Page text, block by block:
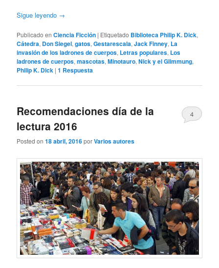
Sigue leyendo →
Publicado en Ciencia Ficción | Etiquetado Biblioteca Philip K. Dick,
Cátedra, Don Siegel,gatos,Gestarescala,Jack Finney, La
invasión de los ladrones de cuerpos, Letras populares, Los
ladrones de cuerpos,mascotas,Minotauro,Nick y el Glimmung,
Philip K. Dick |1 Respuesta
Recomendaciones día de la
lectura 2016
Posted on18 abril, 2016porVarios autores
4